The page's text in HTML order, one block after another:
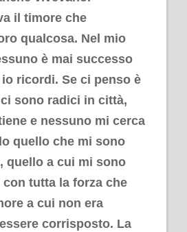
il timore che
qualcosa. Nel mio
è mai successo
ricordi. Se ci penso è
sono radici in città,
e nessuno mi cerca
quello che mi sono
quello a cui mi sono
tutta la forza che
a cui non era
corrisposto. La